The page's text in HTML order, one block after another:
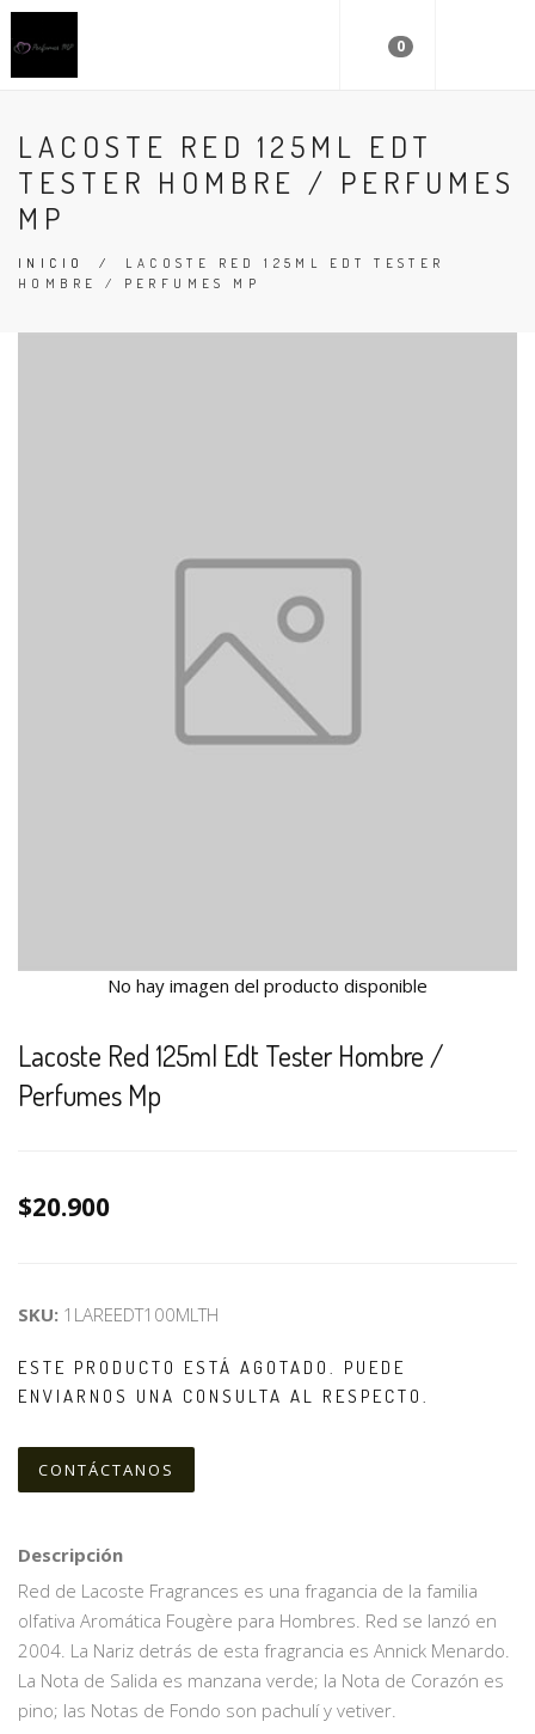
0
LACOSTE RED 125ML EDT
TESTER HOMBRE / PERFUMES
MP
INICIO / LACOSTE RED 125ML EDT TESTER
HOMBRE / PERFUMES MP
No hay imagen del producto disponible
Lacoste Red 125ml Edt Tester Hombre /
Perfumes Mp
$20.900
SKU: 1LAREEDT100MLTH
ESTE PRODUCTO ESTÁ AGOTADO. PUEDE
ENVIARNOS UNA CONSULTA AL RESPECTO.
CONTÁCTANOS
Descripción
Red de Lacoste Fragrances es una fragancia de la familia
olfativa Aromática Fougère para Hombres. Red se lanzó en
2004. La Nariz detrás de esta fragrancia es Annick Menardo.
La Nota de Salida es manzana verde; la Nota de Corazón es
pino; las Notas de Fondo son pachulí y vetiver.